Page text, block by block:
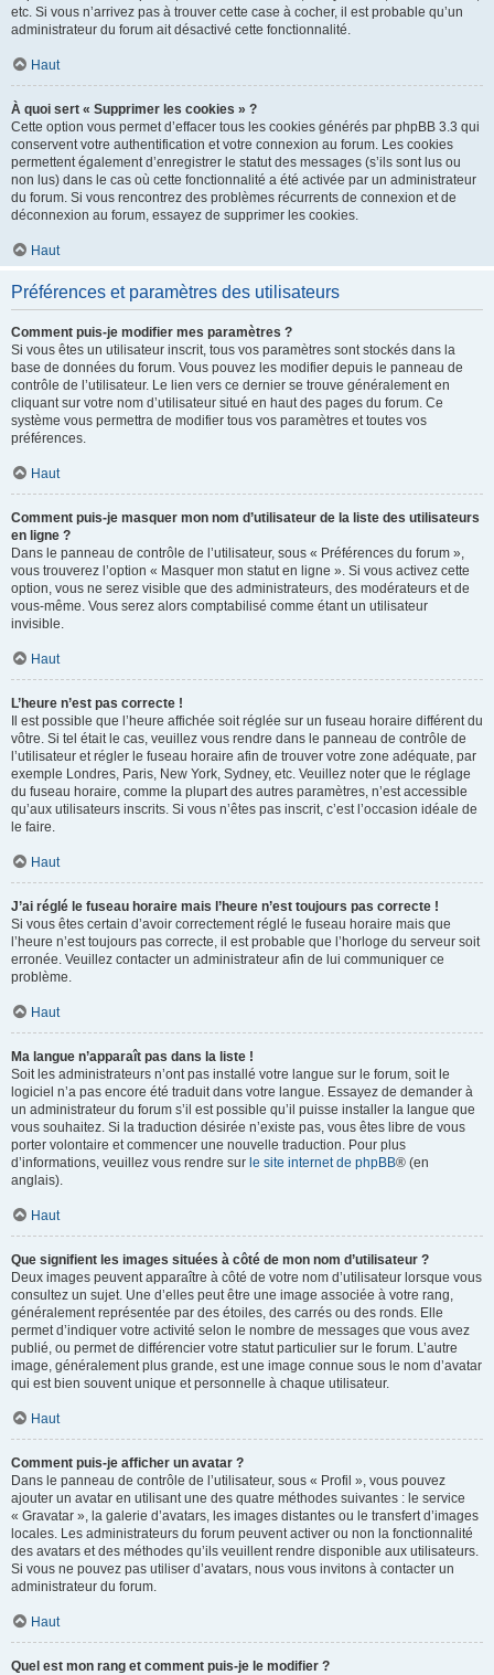
etc. Si vous n’arrivez pas à trouver cette case à cocher, il est probable qu’un
administrateur du forum ait désactivé cette fonctionnalité.
Haut
À quoi sert « Supprimer les cookies » ?
Cette option vous permet d’effacer tous les cookies générés par phpBB 3.3 qui
conservent votre authentification et votre connexion au forum. Les cookies
permettent également d’enregistrer le statut des messages (s’ils sont lus ou
non lus) dans le cas où cette fonctionnalité a été activée par un administrateur
du forum. Si vous rencontrez des problèmes récurrents de connexion et de
déconnexion au forum, essayez de supprimer les cookies.
Haut
Préférences et paramètres des utilisateurs
Comment puis-je modifier mes paramètres ?
Si vous êtes un utilisateur inscrit, tous vos paramètres sont stockés dans la
base de données du forum. Vous pouvez les modifier depuis le panneau de
contrôle de l’utilisateur. Le lien vers ce dernier se trouve généralement en
cliquant sur votre nom d’utilisateur situé en haut des pages du forum. Ce
système vous permettra de modifier tous vos paramètres et toutes vos
préférences.
Haut
Comment puis-je masquer mon nom d’utilisateur de la liste des utilisateurs
en ligne ?
Dans le panneau de contrôle de l’utilisateur, sous « Préférences du forum »,
vous trouverez l’option « Masquer mon statut en ligne ». Si vous activez cette
option, vous ne serez visible que des administrateurs, des modérateurs et de
vous-même. Vous serez alors comptabilisé comme étant un utilisateur
invisible.
Haut
L’heure n’est pas correcte !
Il est possible que l’heure affichée soit réglée sur un fuseau horaire différent du
vôtre. Si tel était le cas, veuillez vous rendre dans le panneau de contrôle de
l’utilisateur et régler le fuseau horaire afin de trouver votre zone adéquate, par
exemple Londres, Paris, New York, Sydney, etc. Veuillez noter que le réglage
du fuseau horaire, comme la plupart des autres paramètres, n’est accessible
qu’aux utilisateurs inscrits. Si vous n’êtes pas inscrit, c’est l’occasion idéale de
le faire.
Haut
J’ai réglé le fuseau horaire mais l’heure n’est toujours pas correcte !
Si vous êtes certain d’avoir correctement réglé le fuseau horaire mais que
l’heure n’est toujours pas correcte, il est probable que l’horloge du serveur soit
erronée. Veuillez contacter un administrateur afin de lui communiquer ce
problème.
Haut
Ma langue n’apparaît pas dans la liste !
Soit les administrateurs n’ont pas installé votre langue sur le forum, soit le
logiciel n’a pas encore été traduit dans votre langue. Essayez de demander à
un administrateur du forum s’il est possible qu’il puisse installer la langue que
vous souhaitez. Si la traduction désirée n’existe pas, vous êtes libre de vous
porter volontaire et commencer une nouvelle traduction. Pour plus
d’informations, veuillez vous rendre sur le site internet de phpBB® (en
anglais).
Haut
Que signifient les images situées à côté de mon nom d’utilisateur ?
Deux images peuvent apparaître à côté de votre nom d’utilisateur lorsque vous
consultez un sujet. Une d’elles peut être une image associée à votre rang,
généralement représentée par des étoiles, des carrés ou des ronds. Elle
permet d’indiquer votre activité selon le nombre de messages que vous avez
publié, ou permet de différencier votre statut particulier sur le forum. L’autre
image, généralement plus grande, est une image connue sous le nom d’avatar
qui est bien souvent unique et personnelle à chaque utilisateur.
Haut
Comment puis-je afficher un avatar ?
Dans le panneau de contrôle de l’utilisateur, sous « Profil », vous pouvez
ajouter un avatar en utilisant une des quatre méthodes suivantes : le service
« Gravatar », la galerie d’avatars, les images distantes ou le transfert d’images
locales. Les administrateurs du forum peuvent activer ou non la fonctionnalité
des avatars et des méthodes qu’ils veuillent rendre disponible aux utilisateurs.
Si vous ne pouvez pas utiliser d’avatars, nous vous invitons à contacter un
administrateur du forum.
Haut
Quel est mon rang et comment puis-je le modifier ?